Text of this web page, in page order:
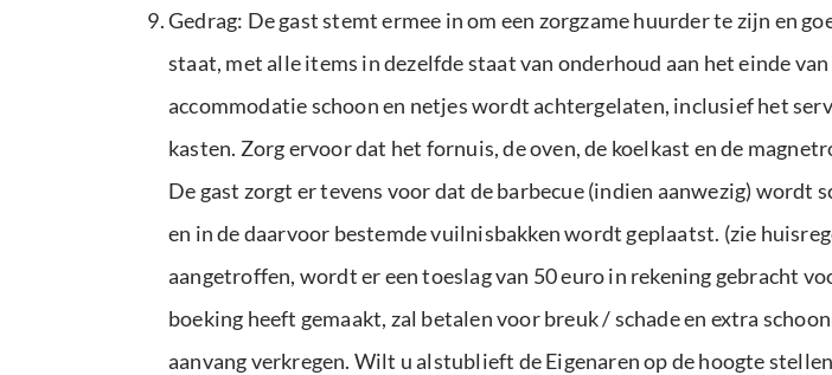
Gedrag: De gast stemt ermee in om een zorgzame huurder te zijn en
staat, met alle items in dezelfde staat van onderhoud aan het einde
accommodatie schoon en netjes wordt achtergelaten, inclusief het
kasten. Zorg ervoor dat het fornuis, de oven, de koelkast en de
De gast zorgt er tevens voor dat de barbecue (indien aanwezig)
en in de daarvoor bestemde vuilnisbakken wordt geplaatst. (zie
aangetroffen, wordt er een toeslag van 50 euro in rekening gebracht
boeking heeft gemaakt, zal betalen voor breuk / schade en extra
aanvang verkregen. Wilt u alstublieft de Eigenaren op de hoogte